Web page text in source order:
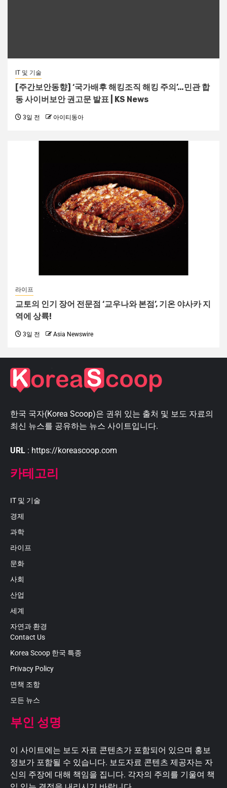
IT 및 기술
[주간보안동향] ‘국가배후 해킹조직 해킹 주의’…민관 합
동 사이버보안 권고문 발표 | KS News
3일 전 아이티동아
라이프
교토의 인기 장어 전문점 ‘교우나와 본점’, 기온 야사카 지
역에 상륙!
3일 전 Asia Newswire
한국 국자(Korea Scoop)은 권위 있는 출처 및 보도 자료의
최신 뉴스를 공유하는 뉴스 사이트입니다.
URL : https://koreascoop.com
카테고리
IT 및 기술
경제
과학
라이프
문화
사회
산업
세계
자연과 환경
Contact Us
Korea Scoop 한국 특종
Privacy Policy
면책 조항
모든 뉴스
부인 성명
이 사이트에는 보도 자료 콘텐츠가 포함되어 있으며 홍보
정보가 포함될 수 있습니다. 보도자료 콘텐츠 제공자는 자
신의 주장에 대해 책임을 집니다. 각자의 주의를 기울여 책